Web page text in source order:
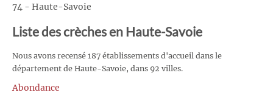
74 - Haute-Savoie
Liste des crèches en Haute-Savoie
Nous avons recensé 187 établissements d'accueil dans le
département de Haute-Savoie, dans 92 villes.
Abondance